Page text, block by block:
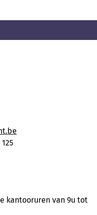
kantooruren van 9u tot